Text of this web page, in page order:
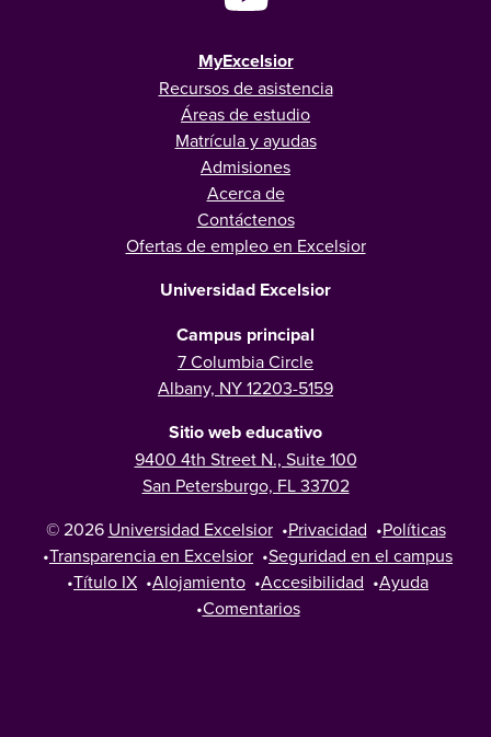
MyExcelsior
Recursos de asistencia
Áreas de estudio
Matrícula y ayudas
Admisiones
Acerca de
Contáctenos
Ofertas de empleo en Excelsior
Universidad Excelsior
Campus principal
7 Columbia Circle
Albany, NY 12203-5159
Sitio web educativo
9400 4th Street N., Suite 100
San Petersburgo, FL 33702
© 2026 Universidad Excelsior •Privacidad •Políticas
•Transparencia en Excelsior •Seguridad en el campus
•Título IX •Alojamiento •Accesibilidad •Ayuda
•Comentarios